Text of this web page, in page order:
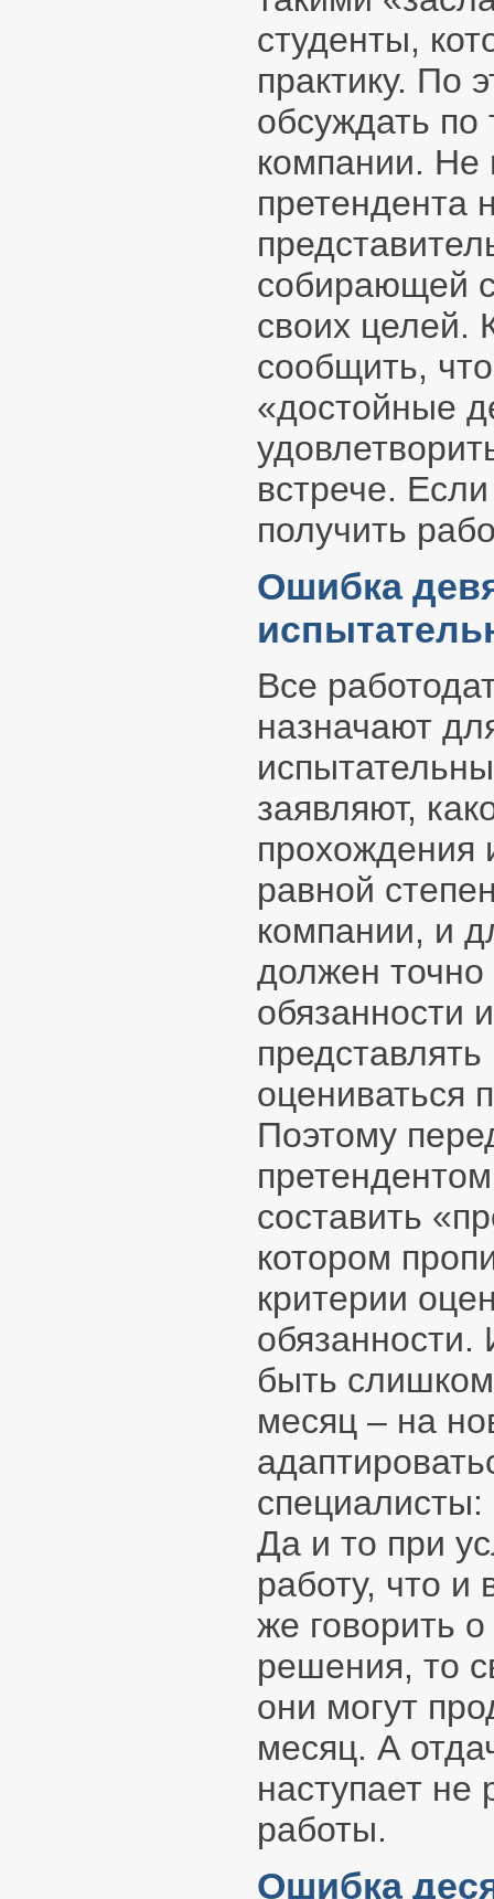
студенты,
практику. По
обсуждать
компании. Не
претендента
собирающей
своих целей.
сообщить,
«достойные
встрече.
получить
Ошибка
Все
назначают
заявляют,
прохождения
равной
компании, и
должен точно
обязанности
оцениваться
Поэтому
составить
котором
критерии
быть
месяц – на
Да и то при
работу, что
же говорить
решения, то
они могут
месяц. А
наступает не
работы.
Ошибка